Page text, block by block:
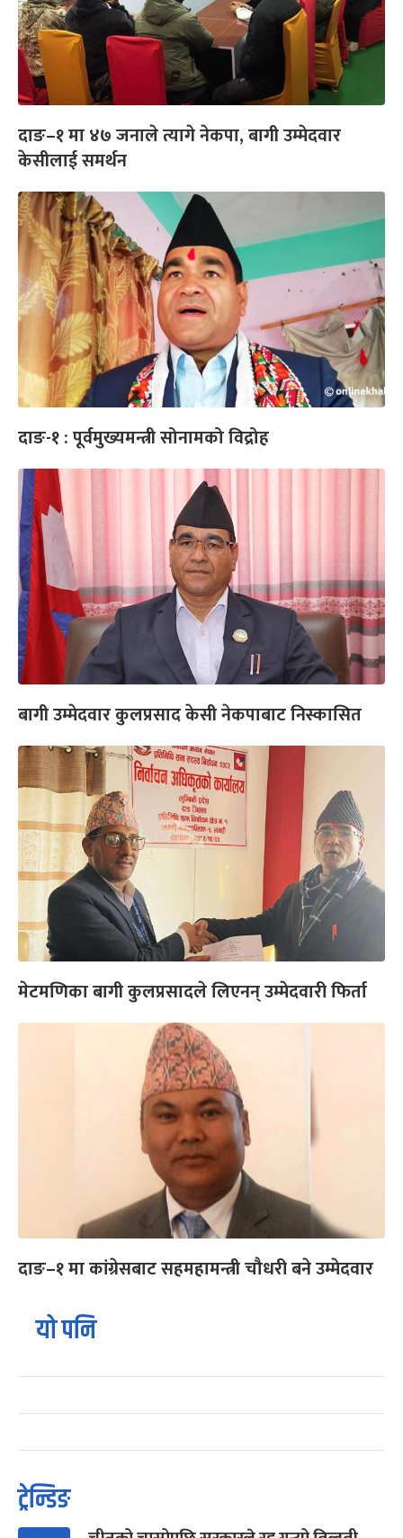
दाङ–१ मा ४७ जनाले त्यागे नेकपा, बागी उम्मेदवार
केसीलाई समर्थन
दाङ-१ : पूर्वमुख्यमन्त्री सोनामको विद्रोह
बागी उम्मेदवार कुलप्रसाद केसी नेकपाबाट निस्कासित
मेटमणिका बागी कुलप्रसादले लिएनन् उम्मेदवारी फिर्ता
दाङ–१ मा कांग्रेसबाट सहमहामन्त्री चौधरी बने उम्मेदवार
यो पनि
ट्रेन्डिङ